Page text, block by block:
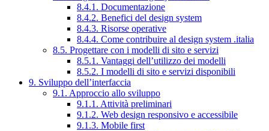
8.4.1. Documentazione
8.4.2. Benefici del design system
8.4.3. Risorse operative
8.4.4. Come contribuire al design system .italia
8.5. Progettare con i modelli di sito e servizi
8.5.1. Vantaggi dell’utilizzo dei modelli
8.5.2. I modelli di sito e servizi disponibili
9. Sviluppo dell’interfaccia
9.1. Approccio allo sviluppo
9.1.1. Attività preliminari
9.1.2. Web design responsivo e accessibile
9.1.3. Mobile first